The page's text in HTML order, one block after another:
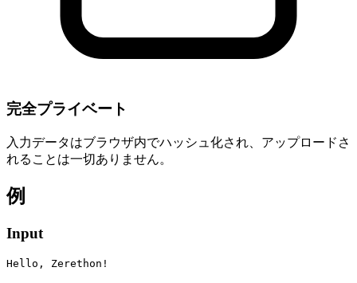
完全プライベート
入力データはブラウザ内でハッシュ化され、アップロードさ
れることは一切ありません。
例
Input
Hello, Zerethon!